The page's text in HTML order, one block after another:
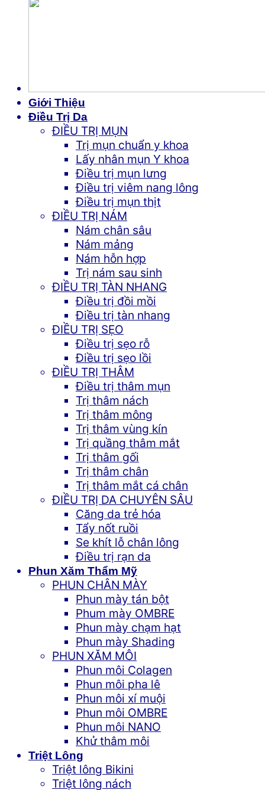
Giới Thiệu
Điều Trị Da
ĐIỀU TRỊ MỤN
Trị mụn chuẩn y khoa
Lấy nhân mụn Y khoa
Điều trị mụn lưng
Điều trị viêm nang lông
Điều trị mụn thịt
ĐIỀU TRỊ NÁM
Nám chân sâu
Nám mảng
Nám hỗn hợp
Trị nám sau sinh
ĐIỀU TRỊ TÀN NHANG
Điều trị đồi mồi
Điều trị tàn nhang
ĐIỀU TRỊ SẸO
Điều trị sẹo rỗ
Điều trị sẹo lồi
ĐIỀU TRỊ THÂM
Điều trị thâm mụn
Trị thâm nách
Trị thâm mông
Trị thâm vùng kín
Trị quầng thâm mắt
Trị thâm gối
Trị thâm chân
Trị thâm mắt cá chân
ĐIỀU TRỊ DA CHUYÊN SÂU
Căng da trẻ hóa
Tẩy nốt ruồi
Se khít lỗ chân lông
Điều trị rạn da
Phun Xăm Thẩm Mỹ
PHUN CHÂN MÀY
Phun mày tán bột
Phum mày OMBRE
Phun mày chạm hạt
Phun mày Shading
PHUN XĂM MÔI
Phun môi Colagen
Phun môi pha lê
Phun môi xí muội
Phun môi OMBRE
Phun môi NANO
Khử thâm môi
Triệt Lông
Triệt lông Bikini
Triệt lông nách